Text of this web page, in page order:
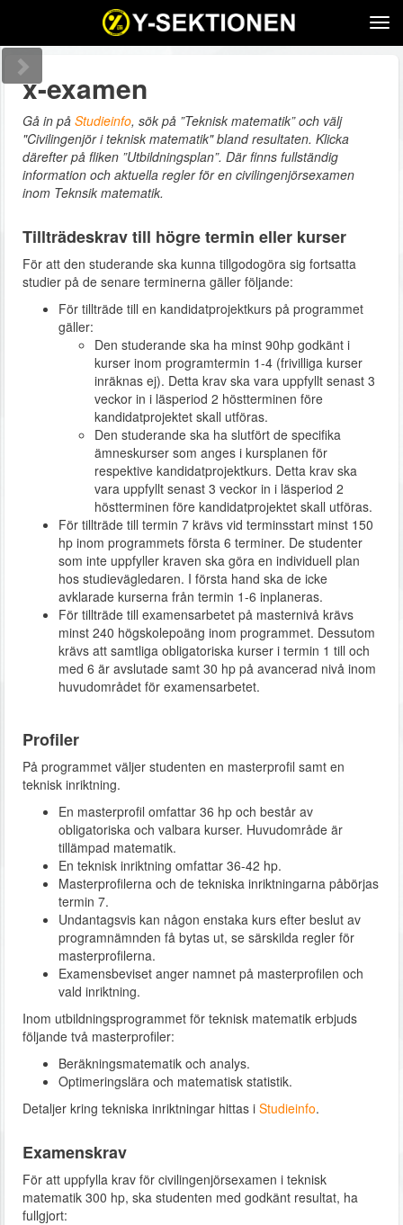
x-examen
Gå in på Studieinfo, sök på ”Teknisk matematik” och välj
"Civilingenjör i teknisk matematik" bland resultaten. Klicka
därefter på fliken ”Utbildningsplan”. Där finns fullständig
information och aktuella regler för en civilingenjörsexamen
inom Teknsik matematik.
Tillträdeskrav till högre termin eller kurser
För att den studerande ska kunna tillgodogöra sig fortsatta
studier på de senare terminerna gäller följande:
För tillträde till en kandidatprojektkurs på programmet
gäller:
Den studerande ska ha minst 90hp godkänt i
kurser inom programtermin 1-4 (frivilliga kurser
inräknas ej). Detta krav ska vara uppfyllt senast 3
veckor in i läsperiod 2 höstterminen före
kandidatprojektet skall utföras.
Den studerande ska ha slutfört de specifika
ämneskurser som anges i kursplanen för
respektive kandidatprojektkurs. Detta krav ska
vara uppfyllt senast 3 veckor in i läsperiod 2
höstterminen före kandidatprojektet skall utföras.
För tillträde till termin 7 krävs vid terminsstart minst 150
hp inom programmets första 6 terminer. De studenter
som inte uppfyller kraven ska göra en individuell plan
hos studievägledaren. I första hand ska de icke
avklarade kurserna från termin 1-6 inplaneras.
För tillträde till examensarbetet på masternivå krävs
minst 240 högskolepoäng inom programmet. Dessutom
krävs att samtliga obligatoriska kurser i termin 1 till och
med 6 är avslutade samt 30 hp på avancerad nivå inom
huvudområdet för examensarbetet.
Profiler
På programmet väljer studenten en masterprofil samt en
teknisk inriktning.
En masterprofil omfattar 36 hp och består av
obligatoriska och valbara kurser. Huvudområde är
tillämpad matematik.
En teknisk inriktning omfattar 36-42 hp.
Masterprofilerna och de tekniska inriktningarna påbörjas
termin 7.
Undantagsvis kan någon enstaka kurs efter beslut av
programnämnden få bytas ut, se särskilda regler för
masterprofilerna.
Examensbeviset anger namnet på masterprofilen och
vald inriktning.
Inom utbildningsprogrammet för teknisk matematik erbjuds
följande två masterprofiler:
Beräkningsmatematik och analys.
Optimeringslära och matematisk statistik.
Detaljer kring tekniska inriktningar hittas i Studieinfo.
Examenskrav
För att uppfylla krav för civilingenjörsexamen i teknisk
matematik 300 hp, ska studenten med godkänt resultat, ha
fullgjort: